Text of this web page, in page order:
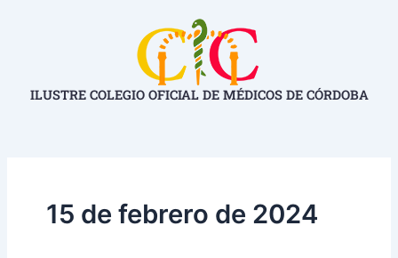
ILUSTRE COLEGIO OFICIAL DE MÉDICOS DE CÓRDOBA
15 de febrero de 2024